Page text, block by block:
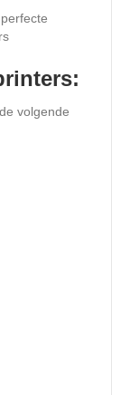
volgende